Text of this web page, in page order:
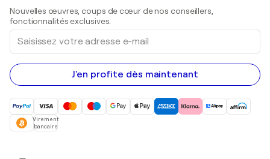
Peintures acryliques
Nouvelles œuvres, coups de cœur de nos conseillers,
fonctionnalités exclusives.
Saisissez
votre
adresse
e-
mail
J'en profite dès maintenant
Virement
bancaire